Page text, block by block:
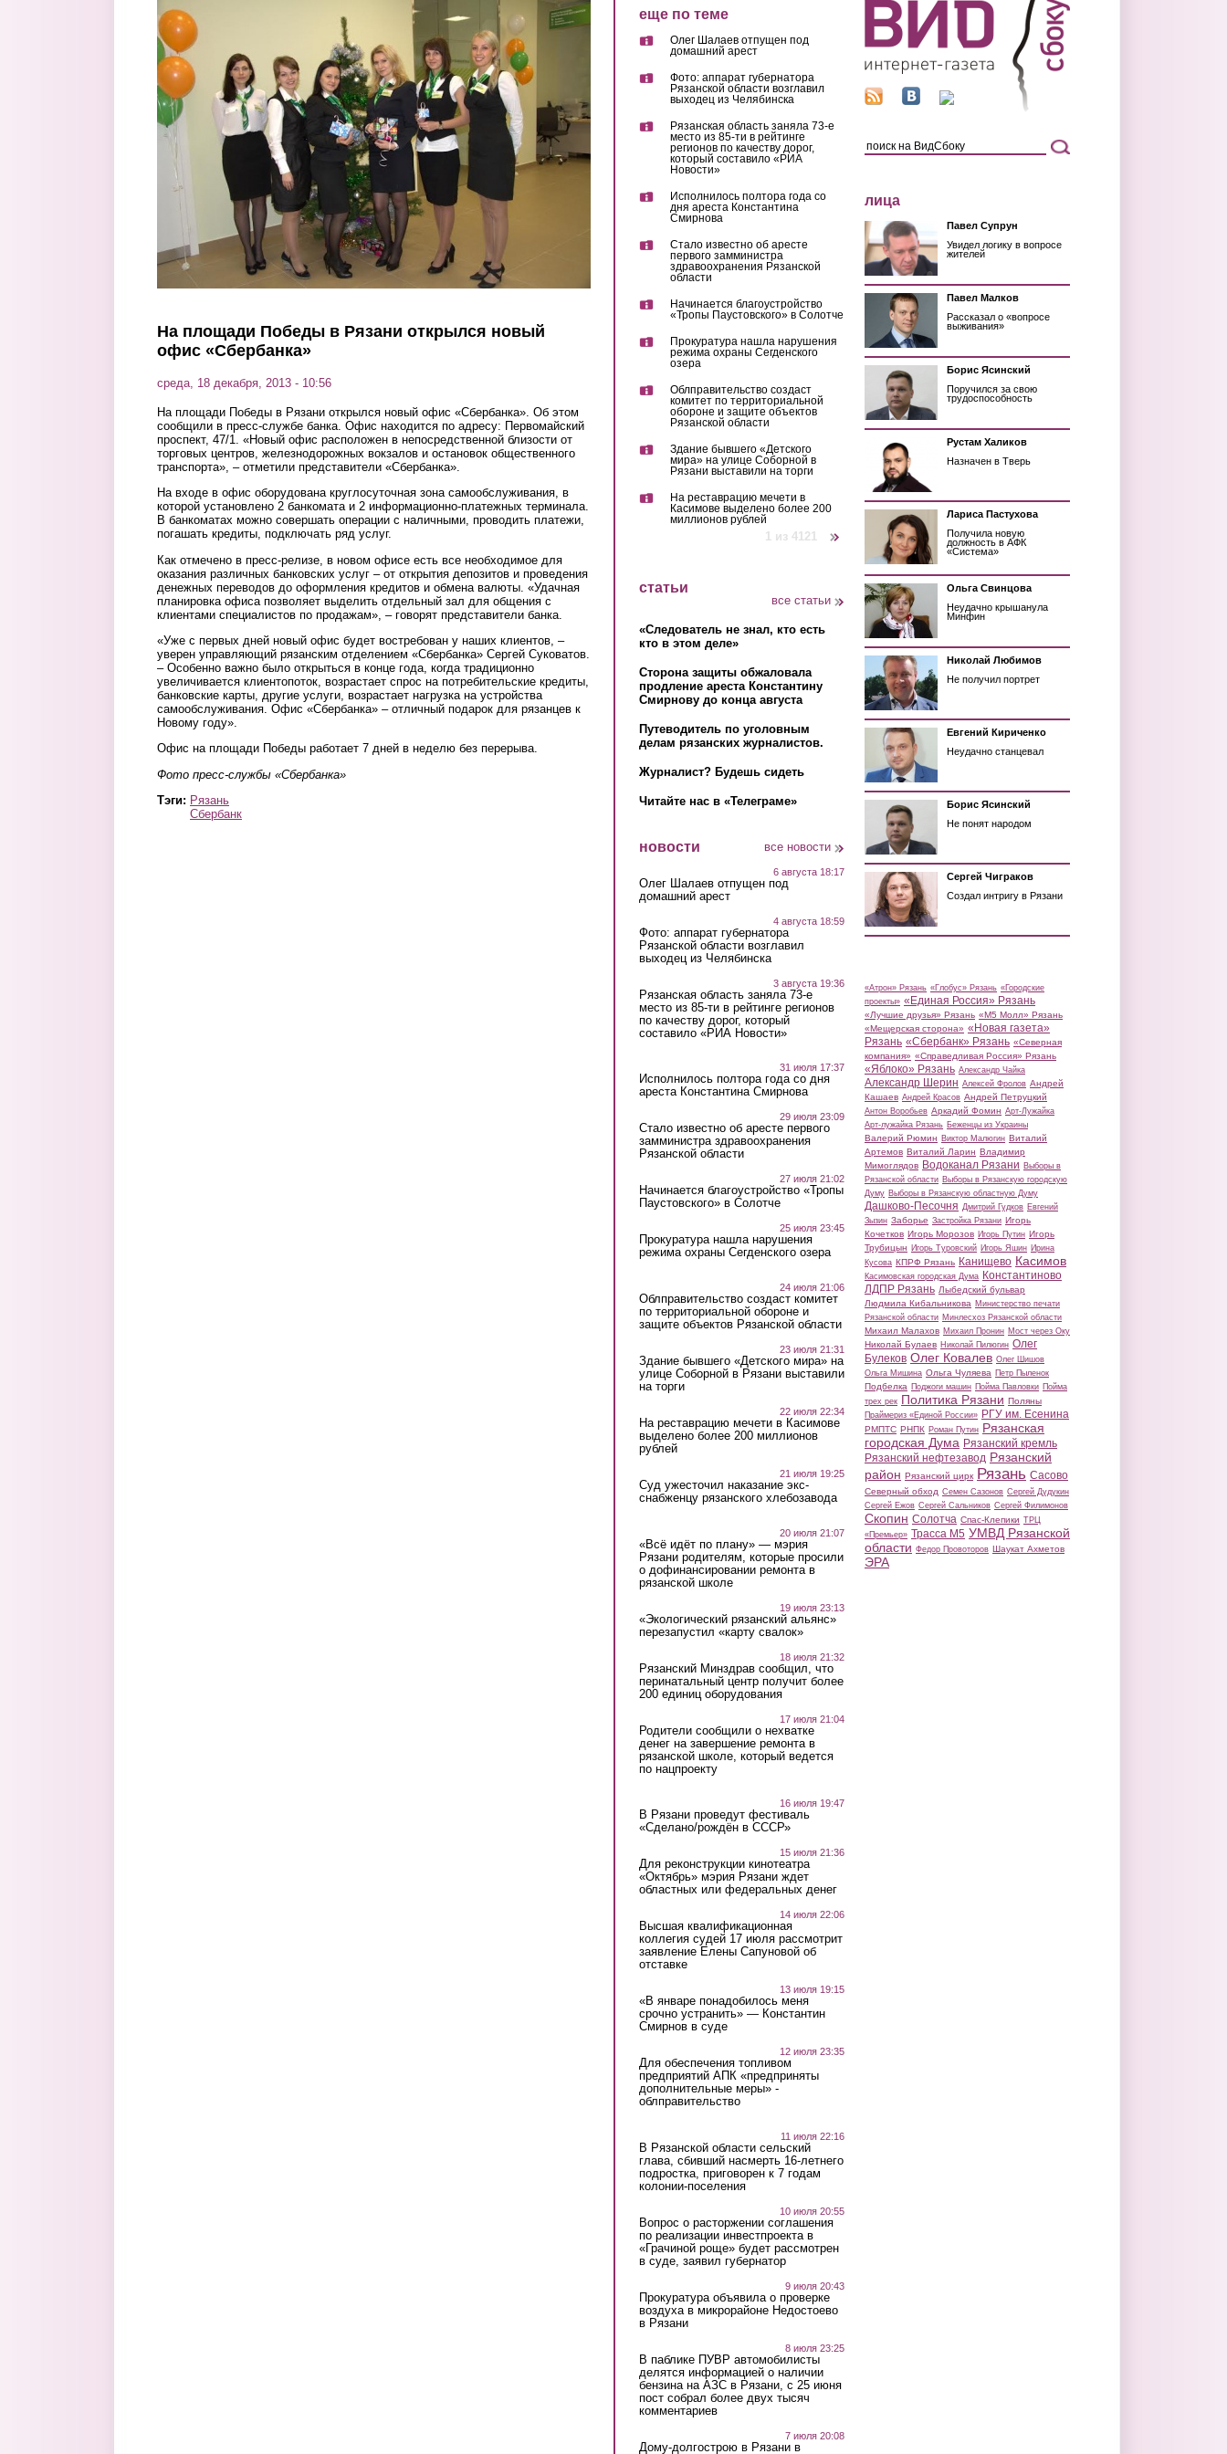
Перейти к основному содержанию
На площади Победы в Рязани открылся новый
офис «Сбербанка»
среда, 18 декабря, 2013 - 10:56
На площади Победы в Рязани открылся новый офис «Сбербанка». Об этом
сообщили в пресс-службе банка. Офис находится по адресу: Первомайский
проспект, 47/1. «Новый офис расположен в непосредственной близости от
торговых центров, железнодорожных вокзалов и остановок общественного
транспорта», – отметили представители «Сбербанка».
На входе в офис оборудована круглосуточная зона самообслуживания, в
которой установлено 2 банкомата и 2 информационно-платежных терминала.
В банкоматах можно совершать операции с наличными, проводить платежи,
погашать кредиты, подключать ряд услуг.
Как отмечено в пресс-релизе, в новом офисе есть все необходимое для
оказания различных банковских услуг – от открытия депозитов и проведения
денежных переводов до оформления кредитов и обмена валюты. «Удачная
планировка офиса позволяет выделить отдельный зал для общения с
клиентами специалистов по продажам», – говорят представители банка.
«Уже с первых дней новый офис будет востребован у наших клиентов, –
уверен управляющий рязанским отделением «Сбербанка» Сергей Суковатов.
– Особенно важно было открыться в конце года, когда традиционно
увеличивается клиентопоток, возрастает спрос на потребительские кредиты,
банковские карты, другие услуги, возрастает нагрузка на устройства
самообслуживания. Офис «Сбербанка» – отличный подарок для рязанцев к
Новому году».
Офис на площади Победы работает 7 дней в неделю без перерыва.
Фото пресс-службы «Сбербанка»
Тэги: Рязань
Сбербанк
еще по теме
Олег Шалаев отпущен под
домашний арест
Фото: аппарат губернатора
Рязанской области возглавил
выходец из Челябинска
Рязанская область заняла 73-е
место из 85-ти в рейтинге
регионов по качеству дорог,
который составило «РИА
Новости»
Исполнилось полтора года со
дня ареста Константина
Смирнова
Стало известно об аресте
первого замминистра
здравоохранения Рязанской
области
Начинается благоустройство
«Тропы Паустовского» в Солотче
Прокуратура нашла нарушения
режима охраны Сегденского
озера
Облправительство создаст
комитет по территориальной
обороне и защите объектов
Рязанской области
Здание бывшего «Детского
мира» на улице Соборной в
Рязани выставили на торги
На реставрацию мечети в
Касимове выделено более 200
миллионов рублей
1 из 4121
статьи
все статьи
«Следователь не знал, кто есть
кто в этом деле»
Сторона защиты обжаловала
продление ареста Константину
Смирнову до конца августа
Путеводитель по уголовным
делам рязанских журналистов.
Журналист? Будешь сидеть
Читайте нас в «Телеграме»
новости все новости
6 августа 18:17
Олег Шалаев отпущен под
домашний арест
4 августа 18:59
Фото: аппарат губернатора
Рязанской области возглавил
выходец из Челябинска
3 августа 19:36
Рязанская область заняла 73-е
место из 85-ти в рейтинге регионов
по качеству дорог, который
составило «РИА Новости»
31 июля 17:37
Исполнилось полтора года со дня
ареста Константина Смирнова
29 июля 23:09
Стало известно об аресте первого
замминистра здравоохранения
Рязанской области
27 июля 21:02
Начинается благоустройство «Тропы
Паустовского» в Солотче
25 июля 23:45
Прокуратура нашла нарушения
режима охраны Сегденского озера
24 июля 21:06
Облправительство создаст комитет
по территориальной обороне и
защите объектов Рязанской области
23 июля 21:31
Здание бывшего «Детского мира» на
улице Соборной в Рязани выставили
на торги
22 июля 22:34
На реставрацию мечети в Касимове
выделено более 200 миллионов
рублей
21 июля 19:25
Суд ужесточил наказание экс-
снабженцу рязанского хлебозавода
20 июля 21:07
«Всё идёт по плану» — мэрия
Рязани родителям, которые просили
о дофинансировании ремонта в
рязанской школе
19 июля 23:13
«Экологический рязанский альянс»
перезапустил «карту свалок»
18 июля 21:32
Рязанский Минздрав сообщил, что
перинатальный центр получит более
200 единиц оборудования
17 июля 21:04
Родители сообщили о нехватке
денег на завершение ремонта в
рязанской школе, который ведется
по нацпроекту
16 июля 19:47
В Рязани проведут фестиваль
«Сделано/рождён в СССР»
15 июля 21:36
Для реконструкции кинотеатра
«Октябрь» мэрия Рязани ждет
областных или федеральных денег
14 июля 22:06
Высшая квалификационная
коллегия судей 17 июля рассмотрит
заявление Елены Сапуновой об
отставке
13 июля 19:15
«В январе понадобилось меня
срочно устранить» — Константин
Смирнов в суде
12 июля 23:35
Для обеспечения топливом
предприятий АПК «предприняты
дополнительные меры» -
облправительство
11 июля 22:16
В Рязанской области сельский
глава, сбивший насмерть 16-летнего
подростка, приговорен к 7 годам
колонии-поселения
10 июля 20:55
Вопрос о расторжении соглашения
по реализации инвестпроекта в
«Грачиной роще» будет рассмотрен
в суде, заявил губернатор
9 июля 20:43
Прокуратура объявила о проверке
воздуха в микрорайоне Недостоево
в Рязани
8 июля 23:25
В паблике ПУВР автомобилисты
делятся информацией о наличии
бензина на АЗС в Рязани, с 25 июня
пост собрал более двух тысяч
комментариев
7 июля 20:08
Дому-долгострою в Рязани в
лица
Павел Супрун
Увидел логику в вопросе
жителей
Павел Малков
Рассказал о «вопросе
выживания»
Борис Ясинский
Поручился за свою
трудоспособность
Рустам Халиков
Назначен в Тверь
Лариса Пастухова
Получила новую
должность в АФК
«Система»
Ольга Свинцова
Неудачно крышанула
Минфин
Николай Любимов
Не получил портрет
Евгений Кириченко
Неудачно станцевал
Борис Ясинский
Не понят народом
Сергей Чиграков
Создал интригу в Рязани
«Атрон» Рязань «Глобус» Рязань «Городские
проекты» «Единая Россия» Рязань
«Лучшие друзья» Рязань «М5 Молл» Рязань
«Мещерская сторона» «Новая газета»
Рязань «Сбербанк» Рязань «Северная
компания» «Справедливая Россия» Рязань
«Яблоко» Рязань Александр Чайка
Александр Шерин Алексей Фролов Андрей
Кашаев Андрей Красов Андрей Петруцкий
Антон Воробьев Аркадий Фомин Арт-Лужайка
Арт-лужайка Рязань Беженцы из Украины
Валерий Рюмин Виктор Малюгин Виталий
Артемов Виталий Ларин Владимир
Мимоглядов Водоканал Рязани Выборы в
Рязанской области Выборы в Рязанскую городскую
Думу Выборы в Рязанскую областную Думу
Дашково-Песочня Дмитрий Гудков Евгений
Зызин Заборье Застройка Рязани Игорь
Кочетков Игорь Морозов Игорь Путин Игорь
Трубицын Игорь Туровский Игорь Яшин Ирина
Кусова КПРФ Рязань Канищево Касимов
Касимовская городская Дума Константиново
ЛДПР Рязань Лыбедский бульвар
Людмила Кибальникова Министерство печати
Рязанской области Минлесхоз Рязанской области
Михаил Малахов Михаил Пронин Мост через Оку
Николай Булаев Николай Пилюгин Олег
Булеков Олег Ковалев Олег Шишов
Ольга Мишина Ольга Чуляева Петр Пыленок
Подбелка Поджоги машин Пойма Павловки Пойма
трех рек Политика Рязани Поляны
Праймериз «Единой России» РГУ им. Есенина
РМПТС РНПК Роман Путин Рязанская
городская Дума Рязанский кремль
Рязанский нефтезавод Рязанский
район Рязанский цирк Рязань Сасово
Северный обход Семен Сазонов Сергей Дудукин
Сергей Ежов Сергей Сальников Сергей Филимонов
Скопин Солотча Спас-Клепики ТРЦ
«Премьер» Трасса М5 УМВД Рязанской
области Федор Провоторов Шаукат Ахметов
ЭРА